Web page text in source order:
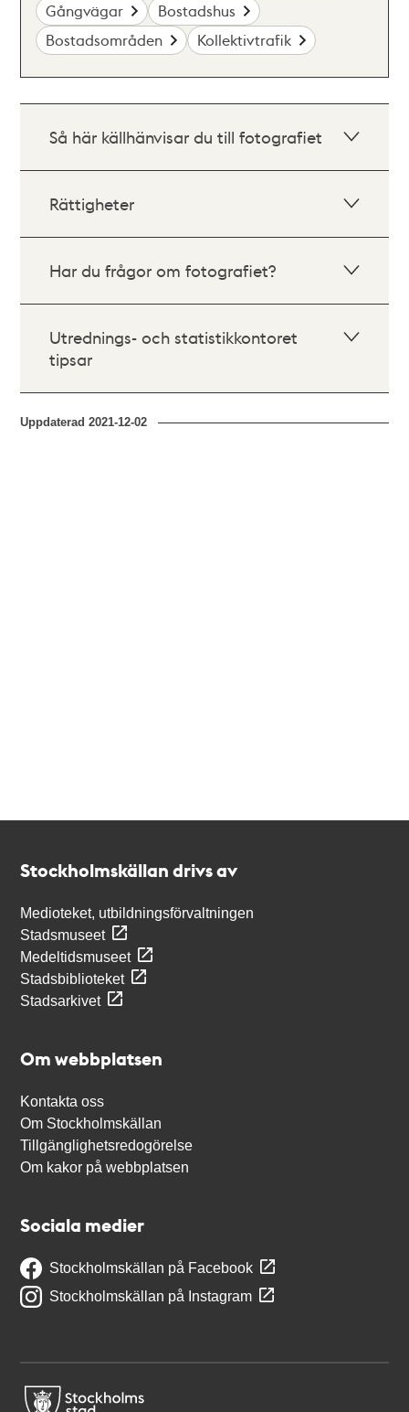
Gångvägar
Bostadshus
Bostadsområden
Kollektivtrafik
Så här källhänvisar du till fotografiet
Rättigheter
Har du frågor om fotografiet?
Utrednings- och statistikkontoret
tipsar
Uppdaterad2021-12-02
Stockholmskällan drivs av
Medioteket, utbildningsförvaltningen
Stadsmuseet
Medeltidsmuseet
Stadsbiblioteket
Stadsarkivet
Om webbplatsen
Kontakta oss
Om Stockholmskällan
Tillgänglighetsredogörelse
Om kakor på webbplatsen
Sociala medier
Stockholmskällan på Facebook
Stockholmskällan på Instagram